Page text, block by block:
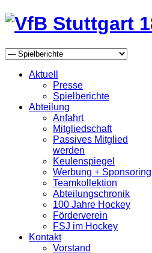
Aktuell
Presse
Spielberichte
Abteilung
Anfahrt
Mitgliedschaft
Passives Mitglied
werden
Keulenspiegel
Werbung + Sponsoring
Teamkollektion
Abteilungschronik
100 Jahre Hockey
Förderverein
FSJ im Hockey
Kontakt
Vorstand